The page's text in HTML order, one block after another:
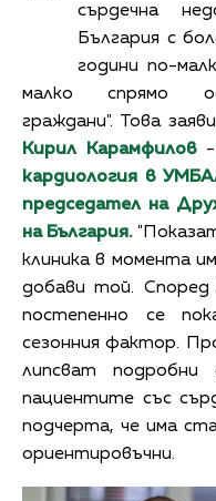
сърдечна
България с
години по-
малко спрямо
граждани". Това
Кирил Карамфилов-
кардиология в
председател на
на България.
клиника в момента
добави той. Според
постепенно се
сезонния фактор.
липсват подробни
пациентите със
подчерта, че има
ориентировъчни.